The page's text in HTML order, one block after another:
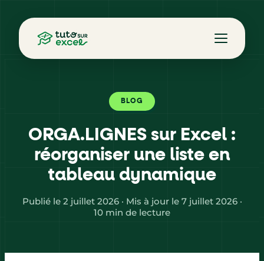
BLOG
ORGA.LIGNES sur Excel :
réorganiser une liste en
tableau dynamique
Publié le 2 juillet 2026 · Mis à jour le 7 juillet 2026 ·
10 min de lecture